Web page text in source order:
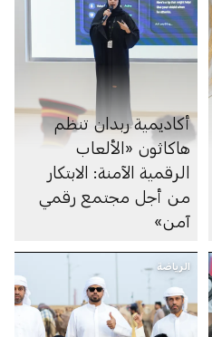
أكاديمية ربدان تنظم
هاكاثون «الألعاب
الرقمية الآمنة: الابتكار
من أجل مجتمع رقمي
آمن»
الرياضة